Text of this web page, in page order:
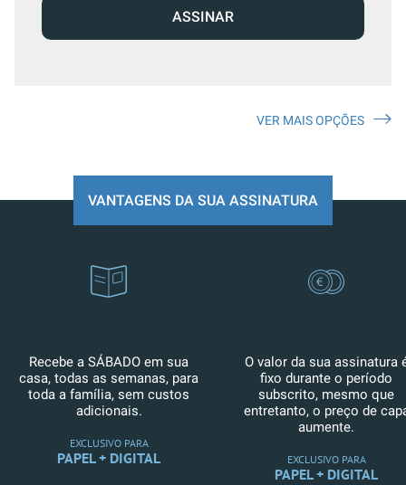
ASSINAR
VER MAIS OPÇÕES
VANTAGENS DA SUA ASSINATURA
Recebe a SÁBADO em sua
casa, todas as semanas, para
toda a família, sem custos
adicionais.
EXCLUSIVO PARA
PAPEL + DIGITAL
O valor da sua assinatura
fixo durante o período
subscrito, mesmo que
entretanto, o preço de
aumente.
EXCLUSIVO PARA
PAPEL + DIGITAL